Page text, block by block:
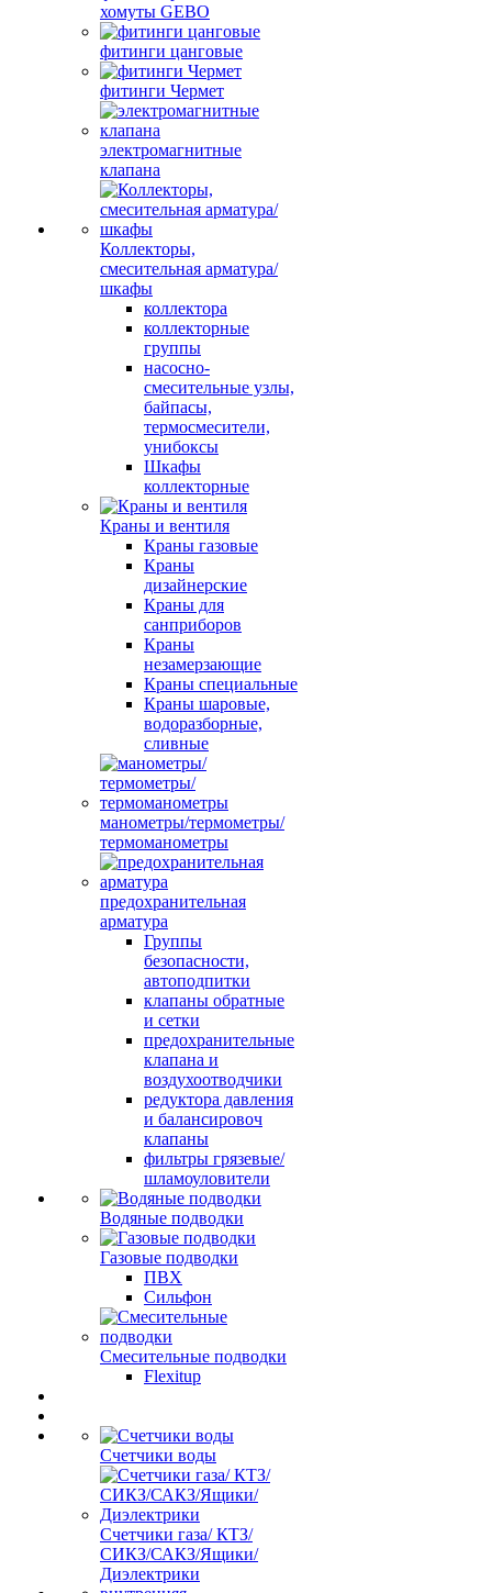
хомуты GEBO
фитинги цанговые
фитинги Чермет
электромагнитные
клапана
Коллекторы,
смесительная арматура/
шкафы
коллектора
коллекторные
группы
насосно-
смесительные узлы,
байпасы,
термосмесители,
унибоксы
Шкафы
коллекторные
Краны и вентиля
Краны газовые
Краны
дизайнерские
Краны для
санприборов
Краны
незамерзающие
Краны специальные
Краны шаровые,
водоразборные,
сливные
манометры/термометры/
термоманометры
предохранительная
арматура
Группы
безопасности,
автоподпитки
клапаны обратные
и сетки
предохранительные
клапана и
воздухоотводчики
редуктора давления
и балансировоч
клапаны
фильтры грязевые/
шламоуловители
Водяные подводки
Газовые подводки
ПВХ
Сильфон
Смесительные подводки
Flexitup
Счетчики воды
Счетчики газа/ КТЗ/
СИКЗ/САКЗ/Ящики/
Диэлектрики